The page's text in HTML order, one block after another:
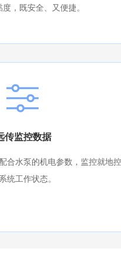
，既安全、又便捷。
传监控数据
合水泵的机电参数，监控就地控
统工作状态。